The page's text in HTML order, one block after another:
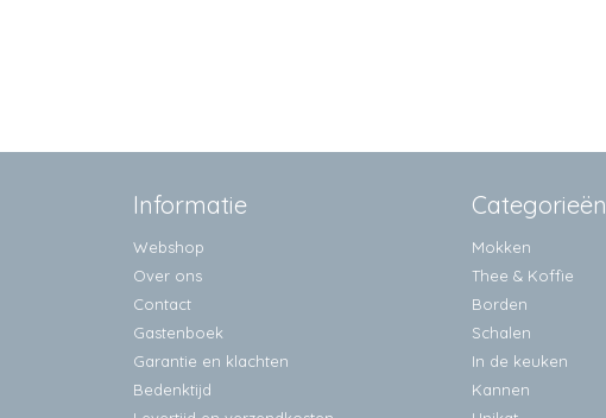
Informatie
Webshop
Over ons
Contact
Gastenboek
Garantie en klachten
Bedenktijd
Categorieën
Mokken
Thee & Koffie
Borden
Schalen
In de keuken
Kannen